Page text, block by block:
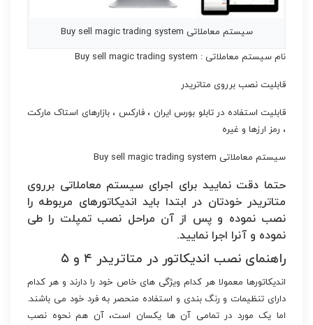
سیستم معاملاتی Buy sell magic trading system
نام سیستم معاملاتی : Buy sell magic trading system
قابلیت نصب برروی متاتریدر
قابلیت استفاده در تابلو بورس ایران ، فارکس ، بازارهای استاک مارکت
، رمز ارزها و غیره
سیستم معاملاتی Buy sell magic trading system
حتما دقت نمایید برای اجرای سیستم معاملاتی برروی
متاتریدر خودتان در ابتدا باید اندیکاتورهای مربوطه را
نصب نموده و پس از آن مراحل نصب تمپلت را طی
نموده و آنرا اجرا نمایید.
راهنمای نصب اندیکاتور در متاتریدر ۴ و ۵
اندیکاتورها معمولا هر کدام ویژگی های خاص خود را دارند و هر کدام
دارای تنظیمات و رنگ بندی و استفاده منحصر به فرد خود می باشند.
اما یک مورد در تمامی آن ها یکسان است، آن هم نحوه نصب